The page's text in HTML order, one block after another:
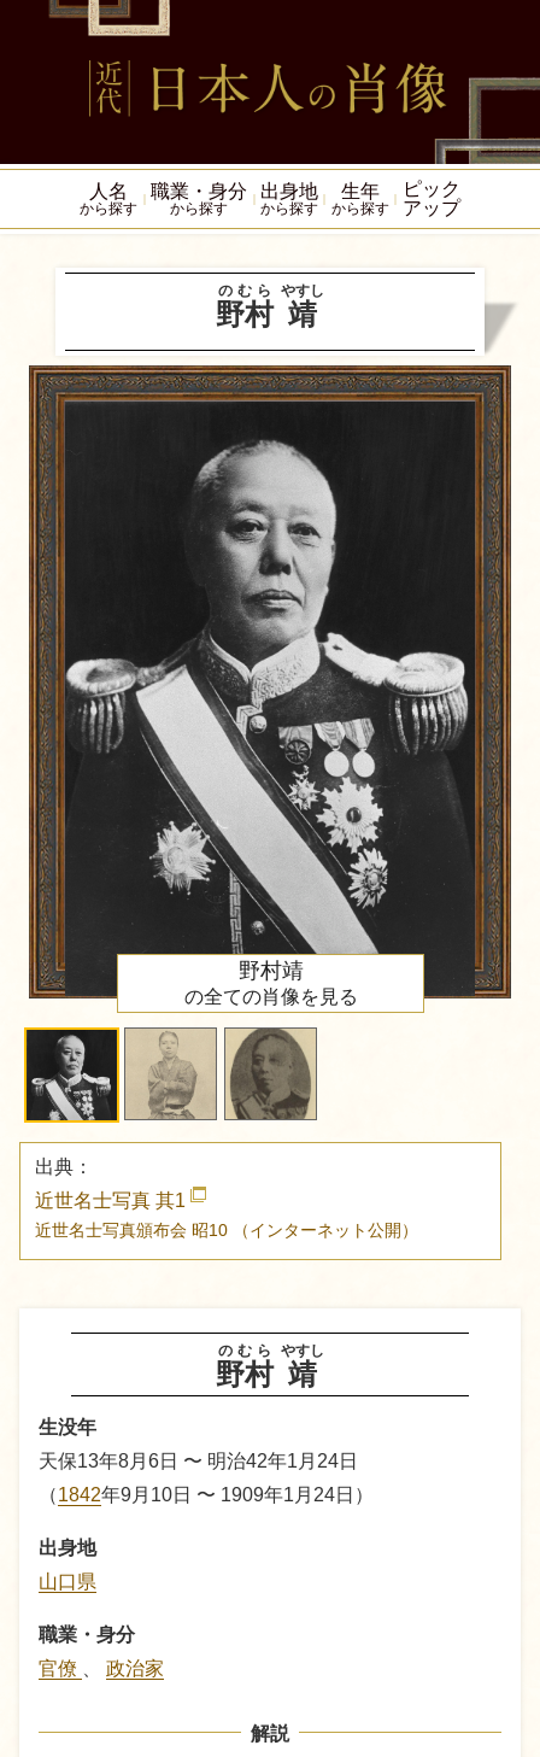
人名
から探す
職業・身分
から探す
出身地
から探す
生年
から探す
ピック
アップ
野村
のむら
靖
やすし
生没年
天保13年8月6日 〜 明治42年1月24日
（1842年9月10日 〜 1909年1月24日）
出身地
山口県
職業・身分
官僚
政治家
解説
野村
のむら
靖
やすし
野村靖
の全ての肖像を見る
出典：
近世名士写真 其1
近世名士写真頒布会 昭10 （インターネット公開）